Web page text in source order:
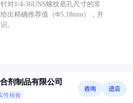
对1/4-36UNS螺纹底孔尺寸的常
出精确推荐值（Φ5.18mm），并
。
剂制品有限公司
性核验
咨询 进店